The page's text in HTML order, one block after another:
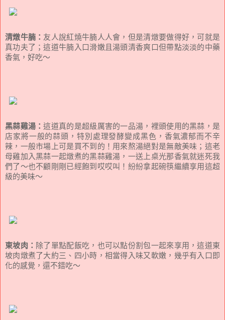
清燉牛腩： 友人說紅燒牛腩人人會，但是清燉要做得好，可就是
真功夫了；這道牛腩入口滑嫩且湯頭清香爽口但帶點淡淡的中藥
香氣，好吃～
黑蒜雞湯：這道真的是超級厲害的一品湯，裡頭使用的黑蒜，是
店家將一般的蒜頭，特別處理發酵變成黑色，香氣濃郁而不辛
辣，一般市場上可是買不到的！用來熬湯絕對是無敵美味；這老
母雞加入黑蒜一起燉煮的黑蒜雞湯，一送上桌光那香氣就迷死我
們了～也不顧剛剛已經飽到哎哎叫！紛紛拿起碗筷繼續享用這超
級的美味～
東坡肉： 除了單點配飯吃，也可以點份割包一起來享用，這道東
坡肉燉煮了大約三、四小時，相當得入味又軟嫩，幾乎有入口即
化的感覺，還不錯吃～